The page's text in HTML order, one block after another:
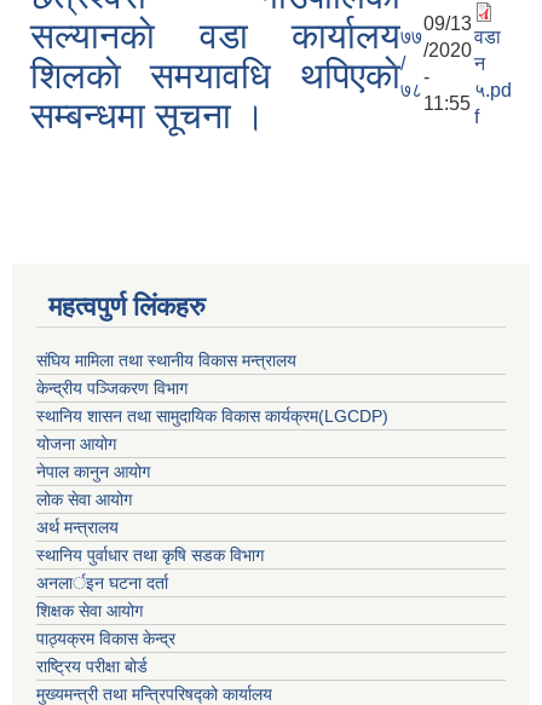
सल्यानकाे वडा कार्यालय
शिलकाे समयावधि थपिएकाे
सम्बन्धमा सूचना ।
७७
/
७८
09/13
/2020
-
11:55
वडा
न
५.pd
f
महत्वपुर्ण लिंकहरु
संघिय मामिला तथा स्थानीय विकास मन्त्रालय
केन्द्रीय पञ्जिकरण विभाग
स्थानिय शासन तथा सामुदायिक विकास कार्यक्रम(LGCDP)
योजना आयोग
नेपाल कानुन आयोग
लोक सेवा आयोग
अर्थ मन्त्रालय
स्थानिय पुर्वाधार तथा कृषि सडक विभाग
अनलार्इन घटना दर्ता
शिक्षक सेवा आयोग
पाठ्यक्रम विकास केन्द्र
राष्ट्रिय परीक्षा बोर्ड
मुख्यमन्त्री तथा मन्त्रिपरिषद्को कार्यालय